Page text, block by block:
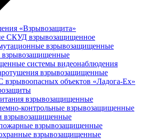
«Взрывозащита»
СКУД взрывозащищенное
взрывозащищенные
системы видеонаблюдения
взрывозащищенные
объектов «Ладога-Ex»
взрывозащищенные
контрольные взрывозащищенные
взрывозащищенные
взрывозащищенные
взрывозащищенные